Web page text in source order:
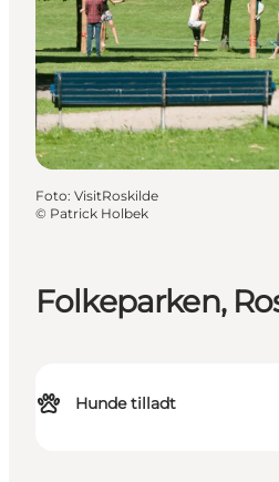
Overnatning
Oplevelser
Folkeparken,
Hunde tilladt
Foto: VisitRoskilde
© Patrick Holbek